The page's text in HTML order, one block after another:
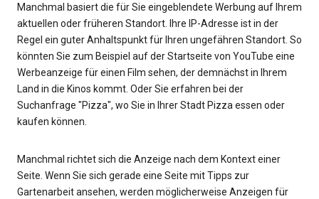
Manchmal basiert die für Sie eingeblendete Werbung auf Ihrem
aktuellen oder früheren Standort. Ihre IP-Adresse ist in der
Regel ein guter Anhaltspunkt für Ihren ungefähren Standort. So
könnten Sie zum Beispiel auf der Startseite von YouTube eine
Werbeanzeige für einen Film sehen, der demnächst in Ihrem
Land in die Kinos kommt. Oder Sie erfahren bei der
Suchanfrage "Pizza", wo Sie in Ihrer Stadt Pizza essen oder
kaufen können.
Manchmal richtet sich die Anzeige nach dem Kontext einer
Seite. Wenn Sie sich gerade eine Seite mit Tipps zur
Gartenarbeit ansehen, werden möglicherweise Anzeigen für